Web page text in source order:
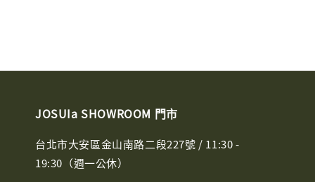
JOSUIa SHOWROOM 門市
台北市大安區金山南路二段227號 / 11:30 -
19:30（週一公休）